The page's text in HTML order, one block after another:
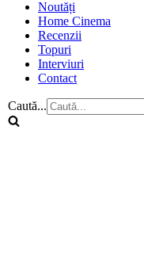
Noutăți
Home Cinema
Recenzii
Topuri
Interviuri
Contact
Caută...